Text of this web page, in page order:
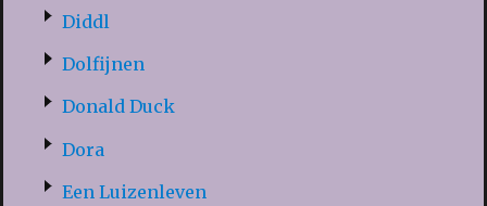
Diddl
Dolfijnen
Donald Duck
Dora
Een Luizenleven